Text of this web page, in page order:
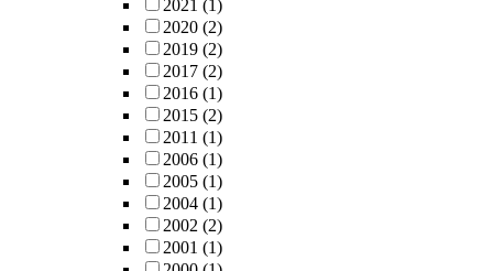
2021 (1)
2020 (2)
2019 (2)
2017 (2)
2016 (1)
2015 (2)
2011 (1)
2006 (1)
2005 (1)
2004 (1)
2002 (2)
2001 (1)